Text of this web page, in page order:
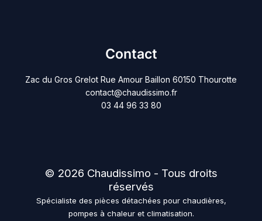
Contact
Zac du Gros Grelot Rue Amour Baillon 60150 Thourotte
contact@chaudissimo.fr
03 44 96 33 80
© 2026 Chaudissimo - Tous droits
réservés
Spécialiste des pièces détachées pour chaudières,
pompes à chaleur et climatisation.